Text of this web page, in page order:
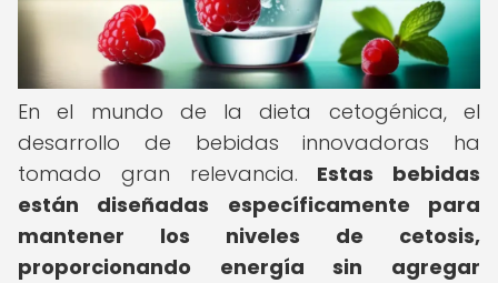
En el mundo de la dieta cetogénica, el
desarrollo de bebidas innovadoras ha
tomado gran relevancia. Estas bebidas
están diseñadas específicamente para
mantener los niveles de cetosis,
proporcionando energía sin agregar